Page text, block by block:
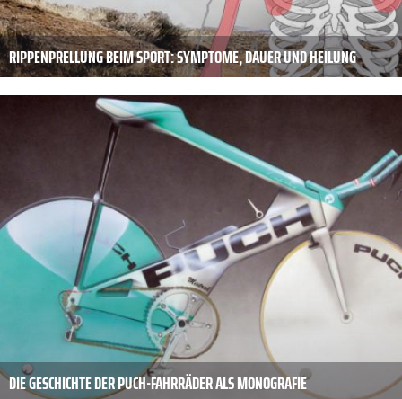
RIPPENPRELLUNG BEIM SPORT: SYMPTOME, DAUER UND HEILUNG
DIE GESCHICHTE DER PUCH-FAHRRÄDER ALS MONOGRAFIE